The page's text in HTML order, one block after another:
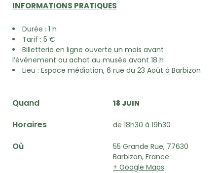
INFORMATIONS PRATIQUES
Durée : 1 h
Tarif : 5 €
Billetterie en ligne ouverte un mois avant
l’événement ou achat au musée avant 18 h
Lieu : Espace médiation, 6 rue du 23 Août à Barbizon
Quand 18 JUIN
Horaires de 18h30 à 19h30
Où
55 Grande Rue, 77630
Barbizon, France
+ Google Maps